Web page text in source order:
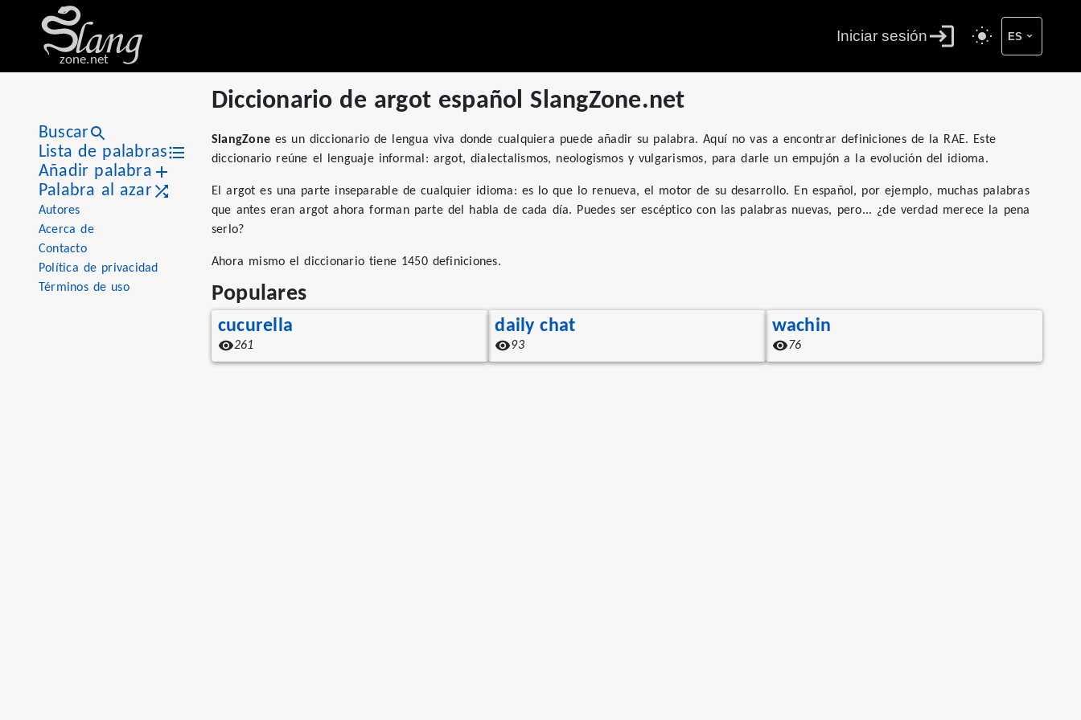
zone.net
Iniciar sesión ES
Buscar
Lista de palabras
Añadir palabra
Palabra al azar
Autores
Acerca de
Contacto
Política de privacidad
Términos de uso
Diccionario de argot español SlangZone.net
SlangZone es un diccionario de lengua viva donde cualquiera puede añadir su palabra. Aquí no vas a encontrar definiciones de la RAE. Este
diccionario reúne el lenguaje informal: argot, dialectalismos, neologismos y vulgarismos, para darle un empujón a la evolución del idioma.
El argot es una parte inseparable de cualquier idioma: es lo que lo renueva, el motor de su desarrollo. En español, por ejemplo, muchas palabras
que antes eran argot ahora forman parte del habla de cada día. Puedes ser escéptico con las palabras nuevas, pero... ¿de verdad merece la pena
serlo?
Ahora mismo el diccionario tiene 1450 definiciones.
Populares
cucurella
261
daily chat
93
wachin
76